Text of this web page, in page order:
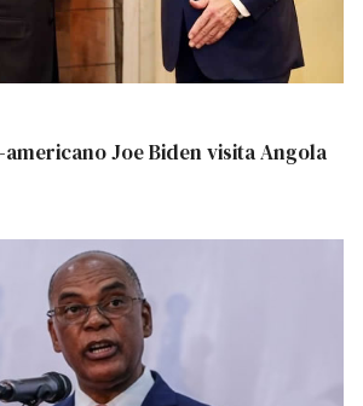
Joe Biden visita Angola